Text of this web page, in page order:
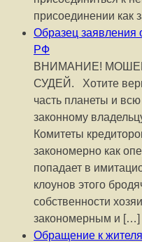
присоединении как
Образец заявления
РФ
ВНИМАНИЕ!
СУДЕЙ. Хотите
часть планеты и
законному
Комитеты
закономерно как
попадает в
клоунов этого
собственности
закономерным и […]
Обращение к